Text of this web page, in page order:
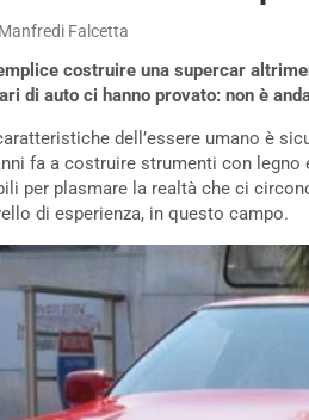
Manfredi Falcetta
costruire una supercar
di auto ci hanno provato: non è
dell’essere umano è
fa a costruire strumenti con
per plasmare la realtà che ci
di esperienza, in questo campo.